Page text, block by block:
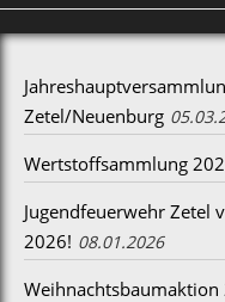
Zetel/Neuenburg
Wertstoffsammlung
Jugendfeuerwehr Zetel
2026! 08.01.2026
Weihnachtsbaumaktion